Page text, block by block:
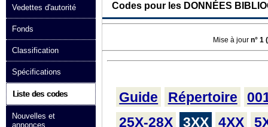
Vedettes d'autorité
Fonds
Classification
Spécifications
Liste des codes
Nouvelles et
annonces
Codes pour les DONNÉES
Mise à jour n° 1
Guide Répertoire
25X-28X
3XX 4XX